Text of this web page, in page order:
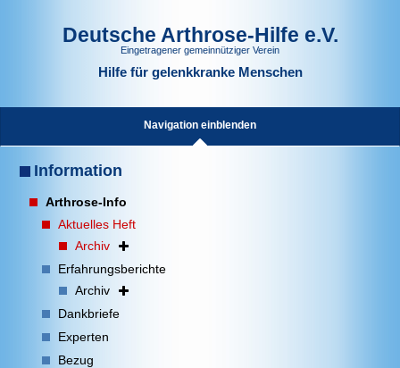
Deutsche Arthrose-Hilfe e.V.
Eingetragener gemeinnütziger Verein
Hilfe für gelenkkranke Menschen
Navigation einblenden
Information
Arthrose-Info
Aktuelles Heft
Archiv
Erfahrungsberichte
Archiv
Dankbriefe
Experten
Bezug